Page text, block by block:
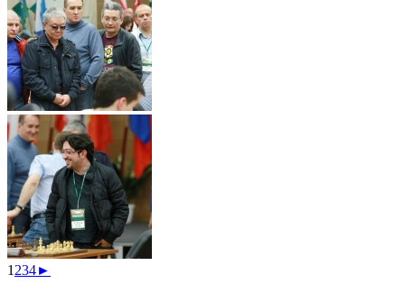
1234►